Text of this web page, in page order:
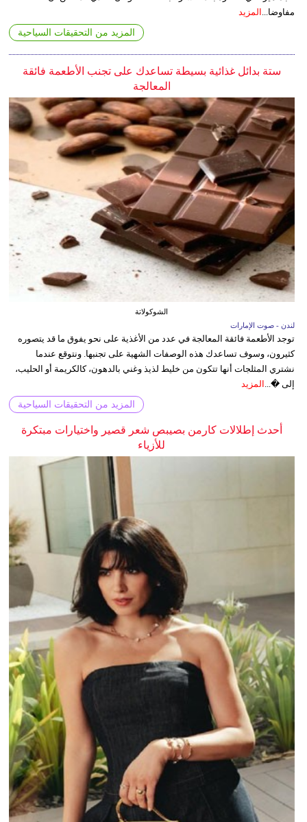
مفاوضا... المزيد
المزيد من التحقيقات السياحية
ستة بدائل غذائية بسيطة تساعدك على تجنب الأطعمة فائقة
المعالجة
الشوكولاتة
لندن - صوت الإمارات
توجد الأطعمة فائقة المعالجة في عدد من الأغذية على نحو يفوق ما قد يتصوره
كثيرون، وسوف تساعدك هذه الوصفات الشهية على تجنبها. ونتوقع عندما
نشتري المثلجات أنها تتكون من خليط لذيذ وغني بالدهون، كالكريمة أو الحليب،
إلى �... المزيد
المزيد من التحقيقات السياحية
أحدث إطلالات كارمن بصيبص شعر قصير واختيارات مبتكرة
للأزياء